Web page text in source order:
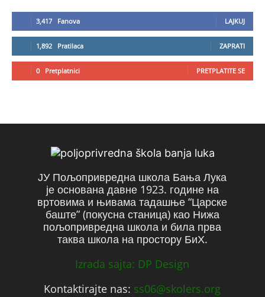
3,417 Fanova LAJKUJ
1,892 Pratilaca ZAPRATI
0 Pretplatnici PRETPLATITE SE
ЈУ Пољопривредна школа Бања Лука
је основана давне 1923. године на
вртовима и њивама тадашње “Царске
баште” (покусна станица) као Нижа
пољопривредна школа и била прва
таква школа на простору БиХ.
Izrada sajta: DP Design
Kontaktirajte nas: ss06@skolers.org